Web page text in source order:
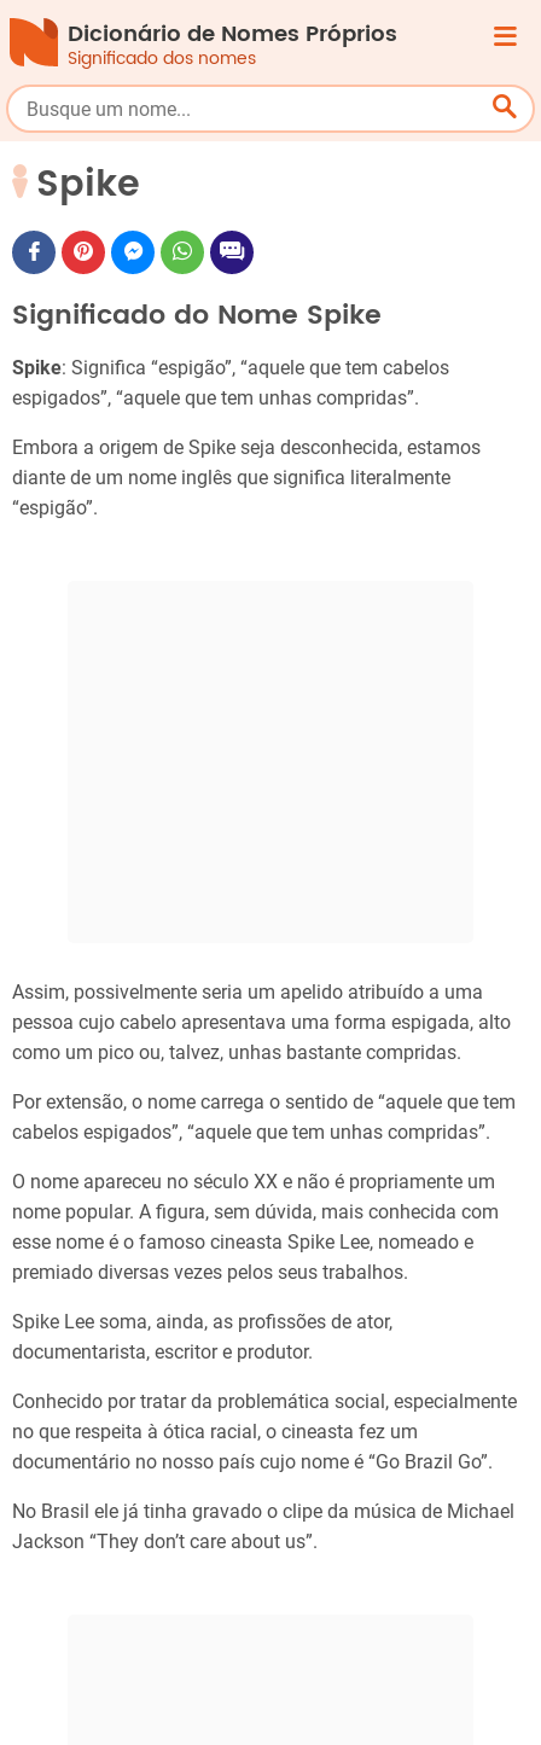
Dicionário de Nomes Próprios
Significado dos nomes
Spike
Significado do Nome Spike
Spike: Significa “espigão”, “aquele que tem cabelos
espigados”, “aquele que tem unhas compridas”.
Embora a origem de Spike seja desconhecida, estamos
diante de um nome inglês que significa literalmente
“espigão”.
Assim, possivelmente seria um apelido atribuído a uma
pessoa cujo cabelo apresentava uma forma espigada, alto
como um pico ou, talvez, unhas bastante compridas.
Por extensão, o nome carrega o sentido de “aquele que tem
cabelos espigados”, “aquele que tem unhas compridas”.
O nome apareceu no século XX e não é propriamente um
nome popular. A figura, sem dúvida, mais conhecida com
esse nome é o famoso cineasta Spike Lee, nomeado e
premiado diversas vezes pelos seus trabalhos.
Spike Lee soma, ainda, as profissões de ator,
documentarista, escritor e produtor.
Conhecido por tratar da problemática social, especialmente
no que respeita à ótica racial, o cineasta fez um
documentário no nosso país cujo nome é “Go Brazil Go”.
No Brasil ele já tinha gravado o clipe da música de Michael
Jackson “They don’t care about us”.